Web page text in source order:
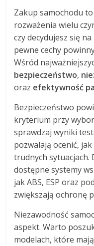
Zakup samochodu
rozważenia wielu
czy decydujesz się
pewne cechy
Wśród
bezpieczeństwo,
oraz efektywność
Bezpieczeństwo
kryterium przy
sprawdzaj wyniki
pozwalają ocenić,
trudnych sytuacjach.
dostępne systemy
jak ABS, ESP oraz
zwiększają ochronę
Niezawodność
aspekt. Warto
modelach, które